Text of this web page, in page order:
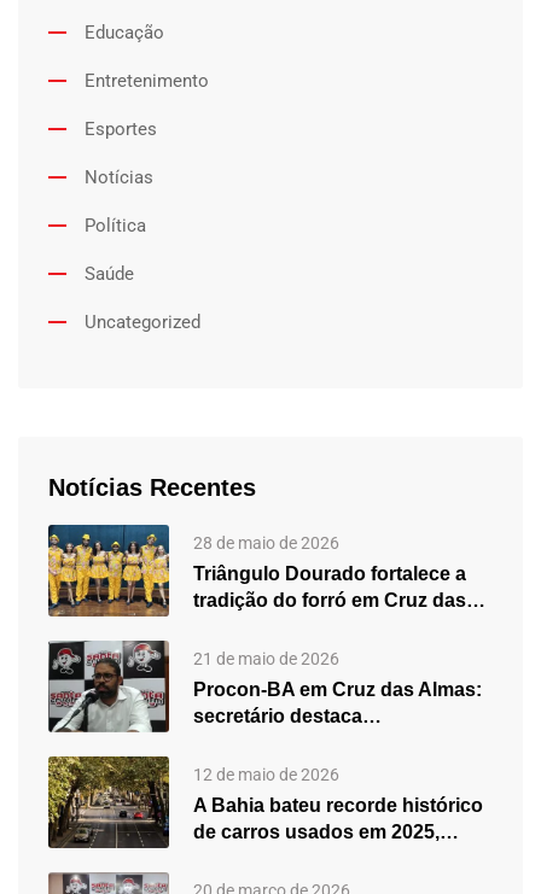
Educação
Entretenimento
Esportes
Notícias
Política
Saúde
Uncategorized
Notícias Recentes
28 de maio de 2026
Triângulo Dourado fortalece a
tradição do forró em Cruz das…
21 de maio de 2026
Procon-BA em Cruz das Almas:
secretário destaca
12 de maio de 2026
A Bahia bateu recorde histórico
de carros usados em 2025,…